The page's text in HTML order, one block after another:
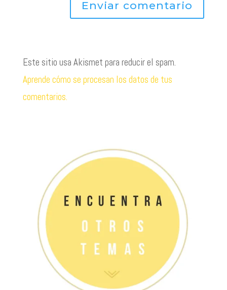
Este sitio usa Akismet para reducir el spam.
Aprende cómo se procesan los datos de tus
comentarios.